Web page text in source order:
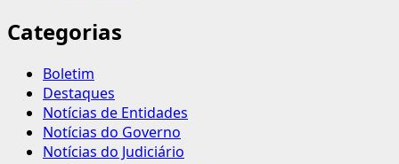
Categorias
Boletim
Destaques
Notícias de Entidades
Notícias do Governo
Notícias do Judiciário